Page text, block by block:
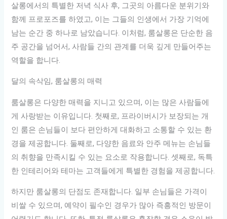
살롱에서의 특별한 저녁 식사 후, 그곳의 아름다운 분위기와
함께 프로포즈를 하였고, 이는 그들의 인생에서 가장 기억에
남는 순간 중 하나로 남았습니다. 이처럼, 룸살롱은 단순한 음
주 공간을 넘어서, 사람들 간의 관계를 더욱 깊게 만들어주는
역할을 합니다.
달의 속삭임, 룸살롱의 매력
룸살롱은 다양한 매력을 지니고 있으며, 이는 많은 사람들에
게 사랑받는 이유입니다. 첫째로, 프라이버시가 보장되는 개
인 룸은 손님들이 보다 편안하게 대화하고 소통할 수 있는 환
경을 제공합니다. 둘째로, 다양한 음료와 안주 메뉴는 손님들
의 취향을 만족시킬 수 있는 요소로 작용합니다. 셋째로, 독특
한 인테리어와 테마는 고객들에게 특별한 경험을 제공합니다.
하지만 룸살롱의 단점도 존재합니다. 일부 손님들은 가격이
비쌀 수 있으며, 예약이 필수인 경우가 많아 즉흥적인 방문이